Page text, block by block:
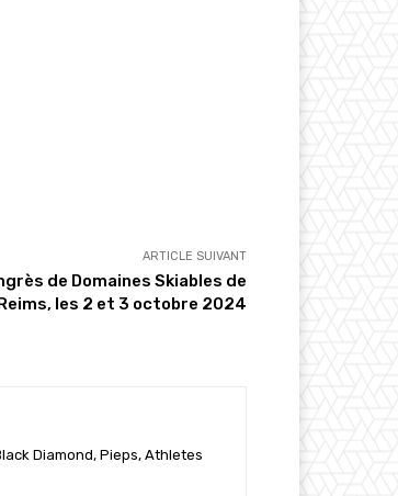
ARTICLE SUIVANT
de Domaines Skiables de
les 2 et 3 octobre 2024
Diamond, Pieps, Athletes